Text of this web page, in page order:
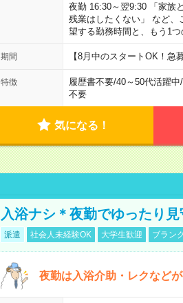
夜勤 16:30～翌9:30 「家族
残業はしたくない」 など
望する勤務時間と、もう1
期間 【8月中のスタートOK！
特徴 履歴書不要/40～50代活躍中/
不要
気になる！
入浴ナシ＊夜勤でゆったり
派遣 社会人未経験OK 大学生歓迎 ブラン
夜勤は入浴介助・レクなど